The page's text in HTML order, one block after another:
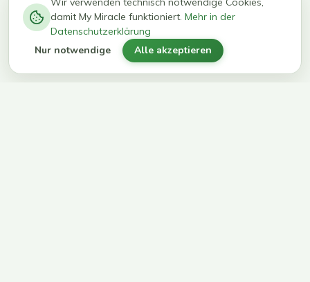
kg in 12
Wochen
erreichen
ihr Ziel
damit My Miracle funktioniert. Mehr in der
Datenschutzerklärung
Nur notwendige Alle akzeptieren